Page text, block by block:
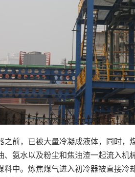
之前，已被大量冷凝成液体，同时
、氨水以及粉尘和焦油渣一起流入
料中。炼焦煤气进入初冷器被直接